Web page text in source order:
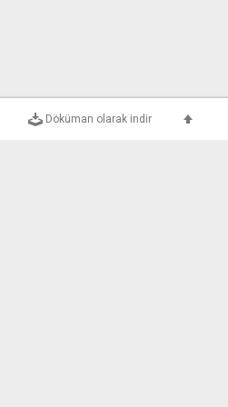
Döküman olarak indir